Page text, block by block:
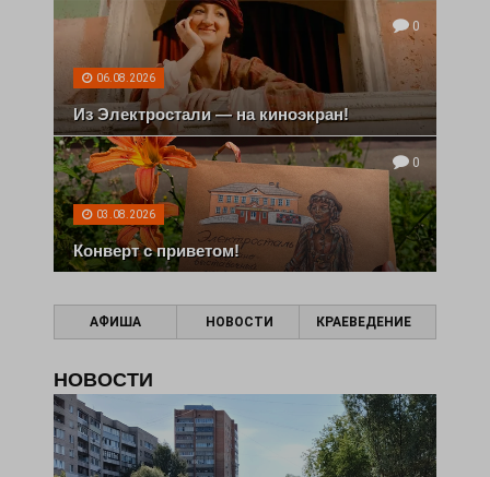
0
06.08.2026
Из Электростали — на киноэкран!
0
03.08.2026
Конверт с приветом!
АФИША НОВОСТИ КРАЕВЕДЕНИЕ
НОВОСТИ